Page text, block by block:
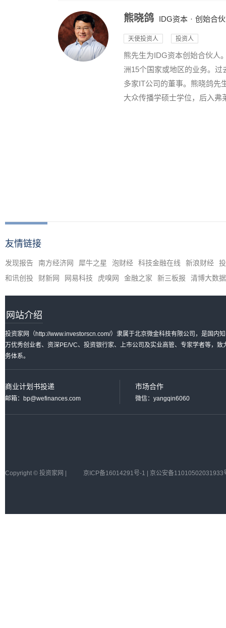
熊晓鸽 IDG资本 · 创始合
天使投资人 投资人
熊先生为IDG资本创始合伙人
洲15个国家或地区的业务。
多家IT公司的董事。熊晓鸽先
大众传播学硕士学位，后入弗
友情链接
发现报告 南方经济网 犀牛之星 泡财经 科技金融在线 新浪财经
和讯创投
财新网 网易科技 虎嗅网 金融之家 新三板报 清博大数据
网站介绍
投资家网（http://www.investorscn.com/）隶属于北京微金科技有限公司，是国内
万优秀创业者、资深PE/VC、投资银行家、上市公司及实业高管、专家学者等，
务体系。
商业计划书投递
邮箱：bp@wefinances.com
市场合作
微信：yangqin6060
Copyright © 投资家网 | 京ICP备16014291号-1 | 京公安备11010502031933